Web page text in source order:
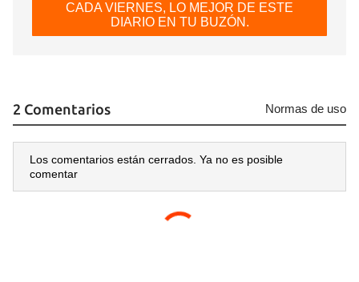
CADA VIERNES, LO MEJOR DE ESTE
DIARIO EN TU BUZÓN.
2 Comentarios Normas de uso
Los comentarios están cerrados. Ya no es posible
comentar